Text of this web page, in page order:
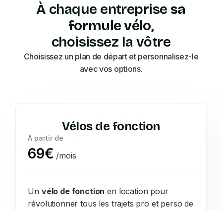
À chaque entreprise sa
formule vélo,
choisissez la vôtre
Choisissez un plan de départ et personnalisez-le
avec vos options.
Vélos de fonction
À partir de
69€ /mois
Un vélo de fonction en location pour
révolutionner tous les trajets pro et perso de